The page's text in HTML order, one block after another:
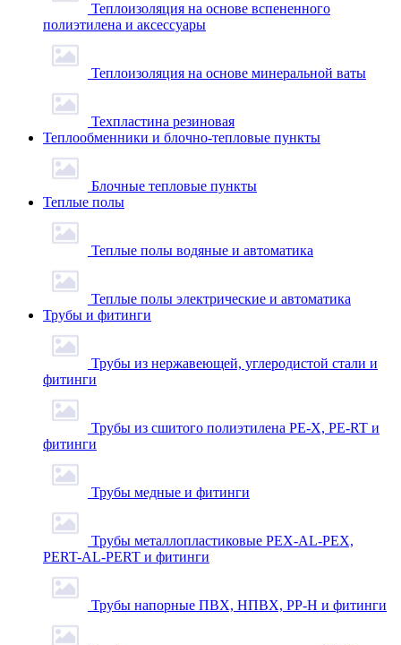
Теплоизоляция на основе вспененного
полиэтилена и аксессуары
Теплоизоляция на основе минеральной ваты
Техпластина резиновая
Теплообменники и блочно-тепловые пункты
Блочные тепловые пункты
Теплые полы
Теплые полы водяные и автоматика
Теплые полы электрические и автоматика
Трубы и фитинги
Трубы из нержавеющей, углеродистой стали и
фитинги
Трубы из сшитого полиэтилена PE-X, PE-RT и
фитинги
Трубы медные и фитинги
Трубы металлопластиковые PEX-AL-PEX,
PERT-AL-PERT и фитинги
Трубы напорные ПВХ, НПВХ, PP-H и фитинги